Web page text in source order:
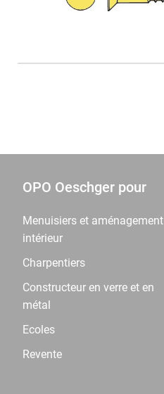
OPO Oeschger pour
Menuisiers et aménagement
intérieur
Charpentiers
Constructeur en verre et en
métal
Ecoles
Revente